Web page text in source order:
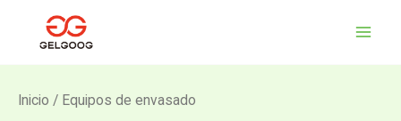
contenido
Inicio / Equipos de envasado